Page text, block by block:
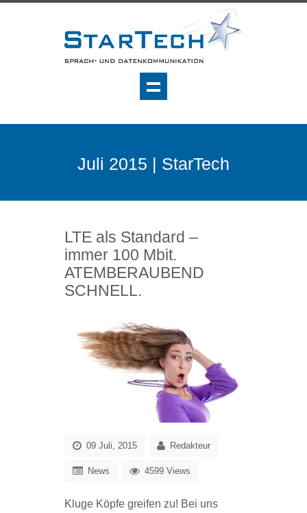
Juli 2015 | StarTech
LTE als Standard –
immer 100 Mbit.
ATEMBERAUBEND
SCHNELL.
09 Juli, 2015 Redakteur
News 4599 Views
Kluge Köpfe greifen zu! Bei uns